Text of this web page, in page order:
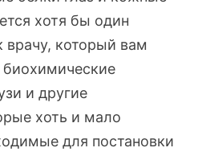
хотя бы один
врачу, который вам
биохимические
и другие
хоть и мало
для постановки